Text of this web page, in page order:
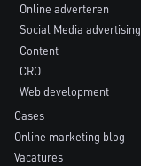
Online adverteren
Social Media advertising
Content
CRO
Web development
Cases
Online marketing blog
Vacatures